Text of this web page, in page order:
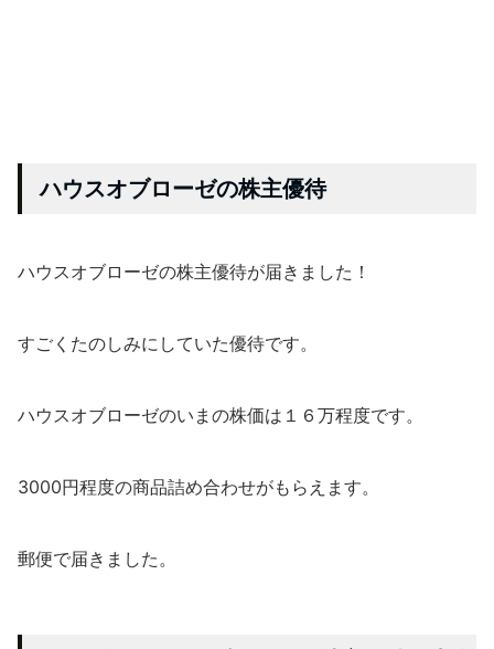
ハウスオブローゼの株主優待
ハウスオブローゼの株主優待が届きました！
すごくたのしみにしていた優待です。
ハウスオブローゼのいまの株価は１６万程度です。
3000円程度の商品詰め合わせがもらえます。
郵便で届きました。